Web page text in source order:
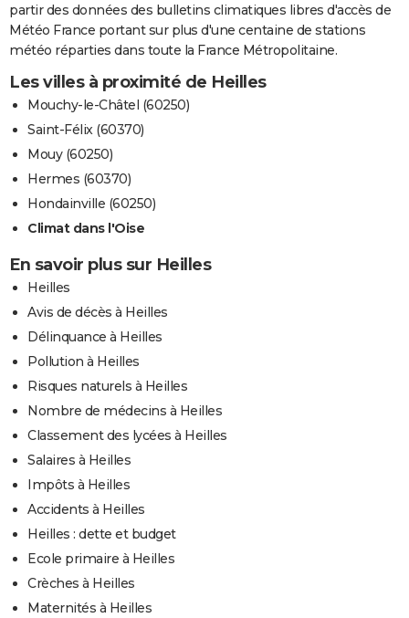
partir des données des bulletins climatiques libres d'accès de
Météo France portant sur plus d'une centaine de stations
météo réparties dans toute la France Métropolitaine.
Les villes à proximité de Heilles
Mouchy-le-Châtel (60250)
Saint-Félix (60370)
Mouy (60250)
Hermes (60370)
Hondainville (60250)
Climat dans l'Oise
En savoir plus sur Heilles
Heilles
Avis de décès à Heilles
Délinquance à Heilles
Pollution à Heilles
Risques naturels à Heilles
Nombre de médecins à Heilles
Classement des lycées à Heilles
Salaires à Heilles
Impôts à Heilles
Accidents à Heilles
Heilles : dette et budget
Ecole primaire à Heilles
Crèches à Heilles
Maternités à Heilles